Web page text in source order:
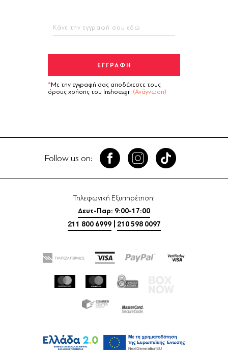
Με την εγγραφή σας αποδέχεστε τους
όρους χρήσης του Inshoes.gr (Ανάγνωση)
Follow us on:
Τηλεφωνική Εξυπηρέτηση:
Δευτ-Παρ: 9:00-17:00
211 800 6999
210 598 0097